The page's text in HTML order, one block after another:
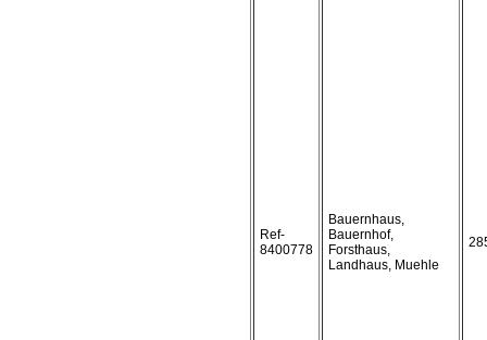
Ref-
8400778
Bauernhaus,
Bauernhof,
Forsthaus,
Landhaus, Muehle